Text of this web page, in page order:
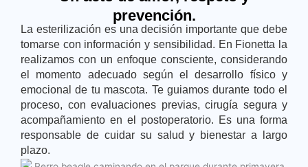
prevención.
La esterilización es una decisión importante que debe
tomarse con información y sensibilidad. En Fionetta la
realizamos con un enfoque consciente, considerando
el momento adecuado según el desarrollo físico y
emocional de tu mascota. Te guiamos durante todo el
proceso, con evaluaciones previas, cirugía segura y
acompañamiento en el postoperatorio. Es una forma
responsable de cuidar su salud y bienestar a largo
plazo.